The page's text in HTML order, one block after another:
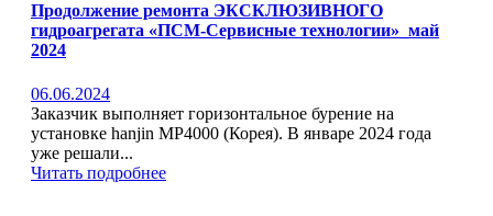
Продолжение ремонта ЭКСКЛЮЗИВНОГО
гидроагрегата «ПСМ-Сервисные технологии»_май
2024
06.06.2024
Заказчик выполняет горизонтальное бурение на
установке hanjin MP4000 (Корея). В январе 2024 года
уже решали...
Читать подробнее